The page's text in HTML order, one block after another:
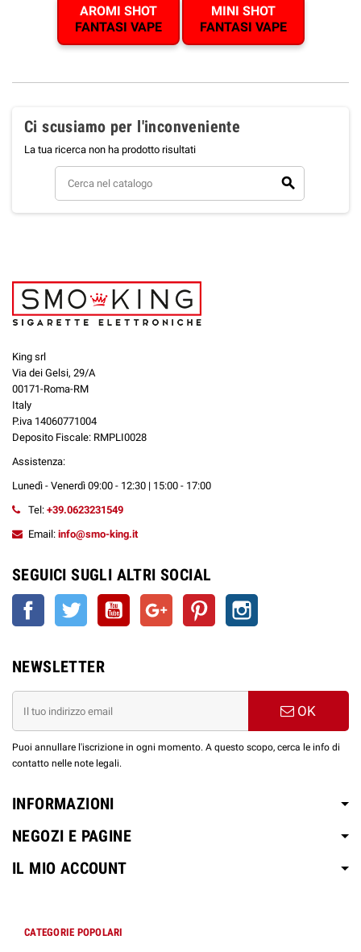
AROMI SHOT
FANTASI VAPE
MINI SHOT
FANTASI VAPE
Ci scusiamo per l'inconveniente
La tua ricerca non ha prodotto risultati
search
King srl
Via dei Gelsi, 29/A
00171-Roma-RM
Italy
P.iva 14060771004
Deposito Fiscale: RMPLI0028
Assistenza:
Lunedì - Venerdì 09:00 - 12:30 | 15:00 - 17:00
Tel: +39.0623231549
Email: info@smo-king.it
SEGUICI SUGLI ALTRI SOCIAL
Facebook Twitter YouTube Google+ Pinterest
NEWSLETTER
OK
Puoi annullare l'iscrizione in ogni momento. A questo scopo, cerca le info di
contatto nelle note legali.
INFORMAZIONI
NEGOZI E PAGINE
IL MIO ACCOUNT
CATEGORIE POPOLARI